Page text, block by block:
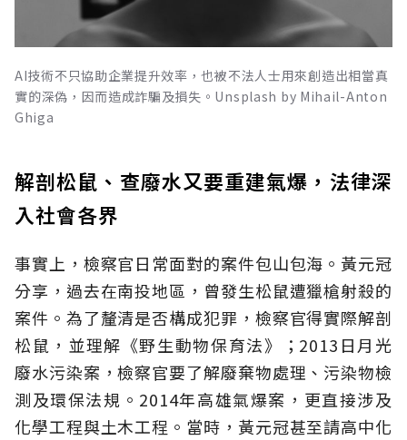
AI技術不只協助企業提升效率，也被不法人士用來創造出相當真
實的深偽，因而造成詐騙及損失。Unsplash by Mihail-Anton
Ghiga
解剖松鼠、查廢水又要重建氣爆，法律深
入社會各界
事實上，檢察官日常面對的案件包山包海。黃元冠
分享，過去在南投地區，曾發生松鼠遭獵槍射殺的
案件。為了釐清是否構成犯罪，檢察官得實際解剖
松鼠，並理解《野生動物保育法》；2013日月光
廢水污染案，檢察官要了解廢棄物處理、污染物檢
測及環保法規。2014年高雄氣爆案，更直接涉及
化學工程與土木工程。當時，黃元冠甚至請高中化